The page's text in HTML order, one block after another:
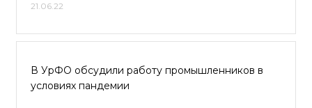
21.06.22
В УрФО обсудили работу промышленников в
условиях пандемии